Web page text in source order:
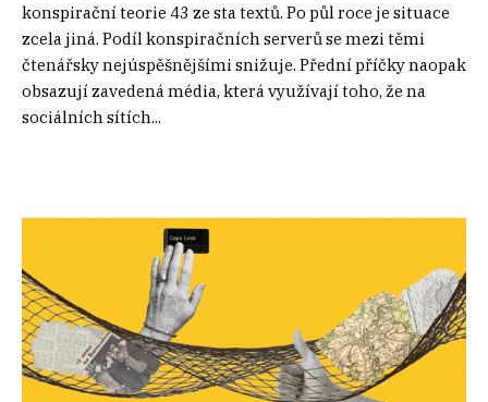
konspirační teorie 43 ze sta textů. Po půl roce je situace
zcela jiná. Podíl konspiračních serverů se mezi těmi
čtenářsky nejúspěšnějšími snižuje. Přední příčky naopak
obsazují zavedená média, která využívají toho, že na
sociálních sítích...